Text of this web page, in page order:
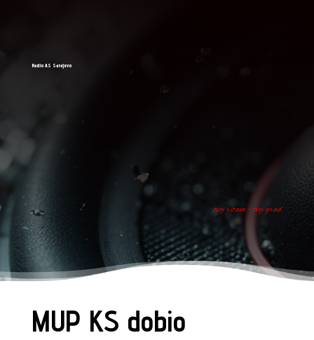
Radio AS Sarajevo
tvoj ritam - tvoj grad
MUP KS dobio